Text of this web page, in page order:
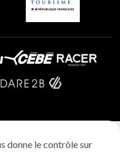
donne le contrôle sur